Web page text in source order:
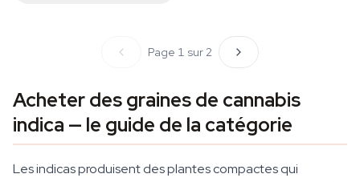
Page 1 sur 2
Acheter des graines de cannabis
indica — le guide de la catégorie
Les indicas produisent des plantes compactes qui